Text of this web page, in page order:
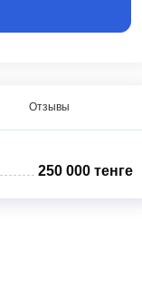
Отзывы
250 000 тенге